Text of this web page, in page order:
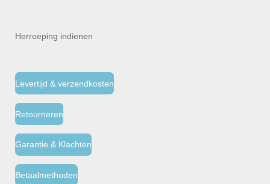
Herroeping indienen
Levertijd & verzendkosten
Retourneren
Garantie & Klachten
Betaalmethoden